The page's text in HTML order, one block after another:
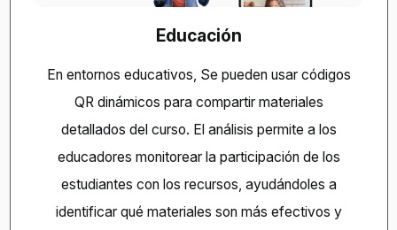
Educación
En entornos educativos, Se pueden usar códigos
QR dinámicos para compartir materiales
detallados del curso. El análisis permite a los
educadores monitorear la participación de los
estudiantes con los recursos, ayudándoles a
identificar qué materiales son más efectivos y